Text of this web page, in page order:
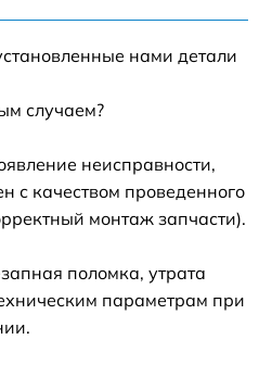
нами детали
случаем?
неисправности,
с качеством проведенного
монтаж запчасти).
поломка, утрата
параметрам при